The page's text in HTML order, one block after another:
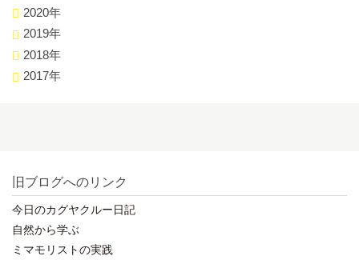
2020年
2019年
2018年
2017年
旧ブログへのリンク
今日のカグヤクルー日記
自然から学ぶ
ミマモリストの実践